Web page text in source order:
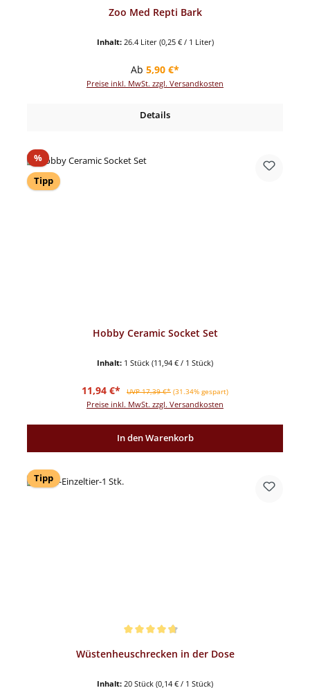
Zoo Med Repti Bark
Inhalt: 26.4 Liter (0,25 € / 1 Liter)
Regulärer Preis:
Ab 5,90 €*
Preise inkl. MwSt. zzgl. Versandkosten
Details
%Rabatt
Tipp
Hobby Ceramic Socket Set
Inhalt: 1 Stück (11,94 € / 1 Stück)
Verkaufspreis:
11,94 €* Regulärer Preis:
UVP 17,39 €* (31.34% gespart)
Preise inkl. MwSt. zzgl. Versandkosten
In den Warenkorb
Tipp
Wüstenheuschrecken in der Dose
Inhalt: 20 Stück (0,14 € / 1 Stück)